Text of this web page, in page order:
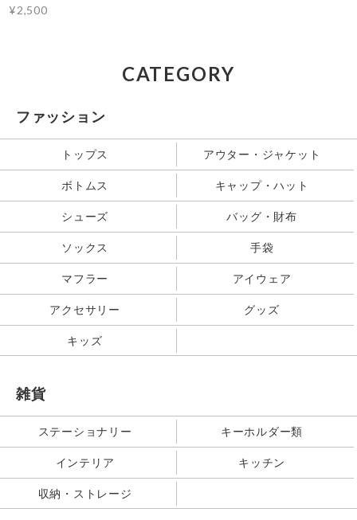
¥2,500
CATEGORY
ファッション
トップス アウター・ジャケット
ボトムス キャップ・ハット
シューズ バッグ・財布
ソックス 手袋
マフラー アイウェア
アクセサリー グッズ
キッズ
雑貨
ステーショナリー キーホルダー類
インテリア キッチン
収納・ストレージ